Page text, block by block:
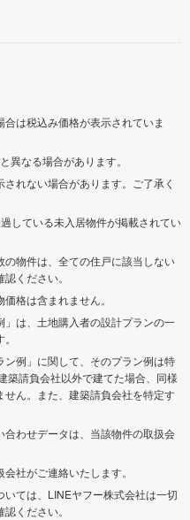
は税込み価格が表示されていま
異なる場合があります。
れない場合があります。ご了承く
している未入居物件が掲載されてい
の物件は、全ての住戸に該当しない
ください。
格は含まれません。
」は、土地購入者の設計プランの一
ン例」に関して、そのプラン例は特
築請負会社以外で建てた場合、同様
ん。また、建築請負会社を特定す
わせデータは、当該物件の取扱会
社がご連絡いたします。
ては、LINEヤフー株式会社は一切
ください。